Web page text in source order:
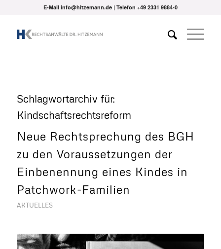
E-Mail info@hitzemann.de | Telefon +49 2331 9884-0
Schlagwortarchiv für:
Kindschaftsrechtsreform
Neue Rechtsprechung des BGH
zu den Voraussetzungen der
Einbenennung eines Kindes in
Patchwork-Familien
AKTUELLES